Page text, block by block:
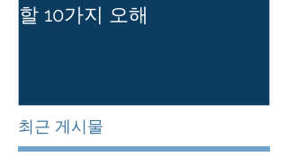
할 10가지 오해
최근 게시물